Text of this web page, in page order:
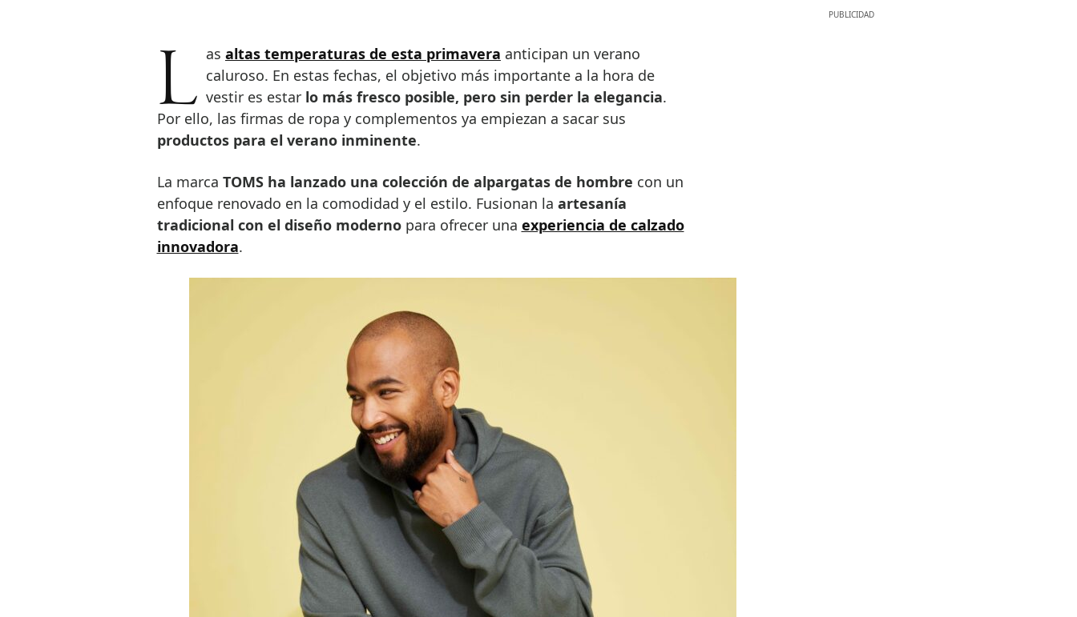
Las altas temperaturas de esta primavera anticipan un verano
caluroso. En estas fechas, el objetivo más importante a la hora de
vestir es estar lo más fresco posible, pero sin perder la elegancia.
Por ello, las firmas de ropa y complementos ya empiezan a sacar sus
productos para el verano inminente.
La marca TOMS ha lanzado una colección de alpargatas de hombre con un
enfoque renovado en la comodidad y el estilo. Fusionan la artesanía
tradicional con el diseño modernopara ofrecer una experiencia de calzado
innovadora.